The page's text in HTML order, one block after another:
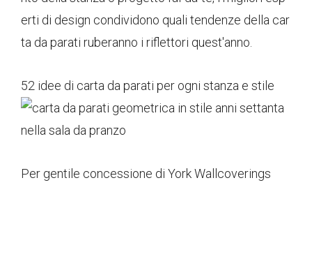
erti di design condividono quali tendenze della car
ta da parati ruberanno i riflettori quest'anno.
52 idee di carta da parati per ogni stanza e stile
Per gentile concessione di York Wallcoverings